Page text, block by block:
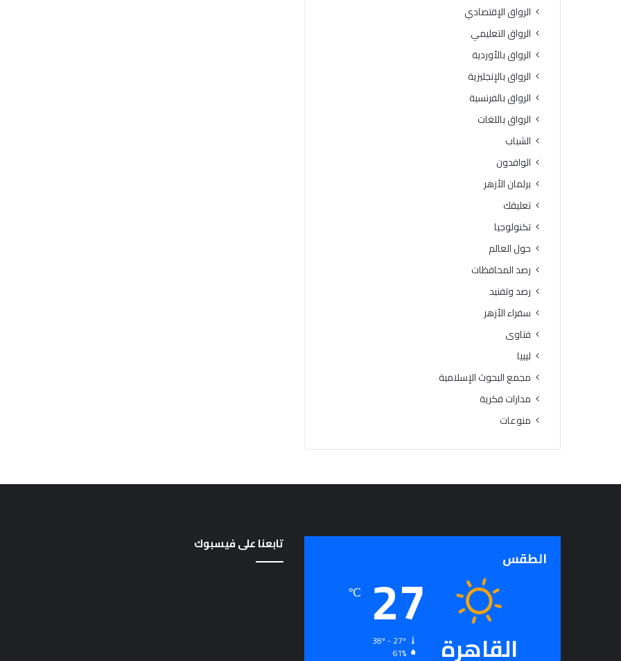
الرواق الإقتصادي
الرواق التعليمي
الرواق بالأوردية
الرواق بالإنجليزية
الرواق بالفرنسية
الرواق باللغات
الشباب
الوافدون
برلمان الأزهر
تعليقك
تكنولوجيا
حول العالم
رصد المحافظات
رصد وتفنيد
سفراء الأزهر
فتاوى
ليبيا
مجمع البحوث الإسلامية
مدارات فكرية
منوعات
الطقس
القاهرة
27
℃
61%
تابعنا على فيسبوك